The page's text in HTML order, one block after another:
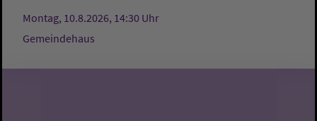
Montag, 10.8.2026, 14:30 Uhr
Gemeindehaus